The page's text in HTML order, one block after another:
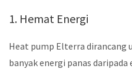
1. Hemat Energi
Heat pump Elterra dirancang
banyak energi panas